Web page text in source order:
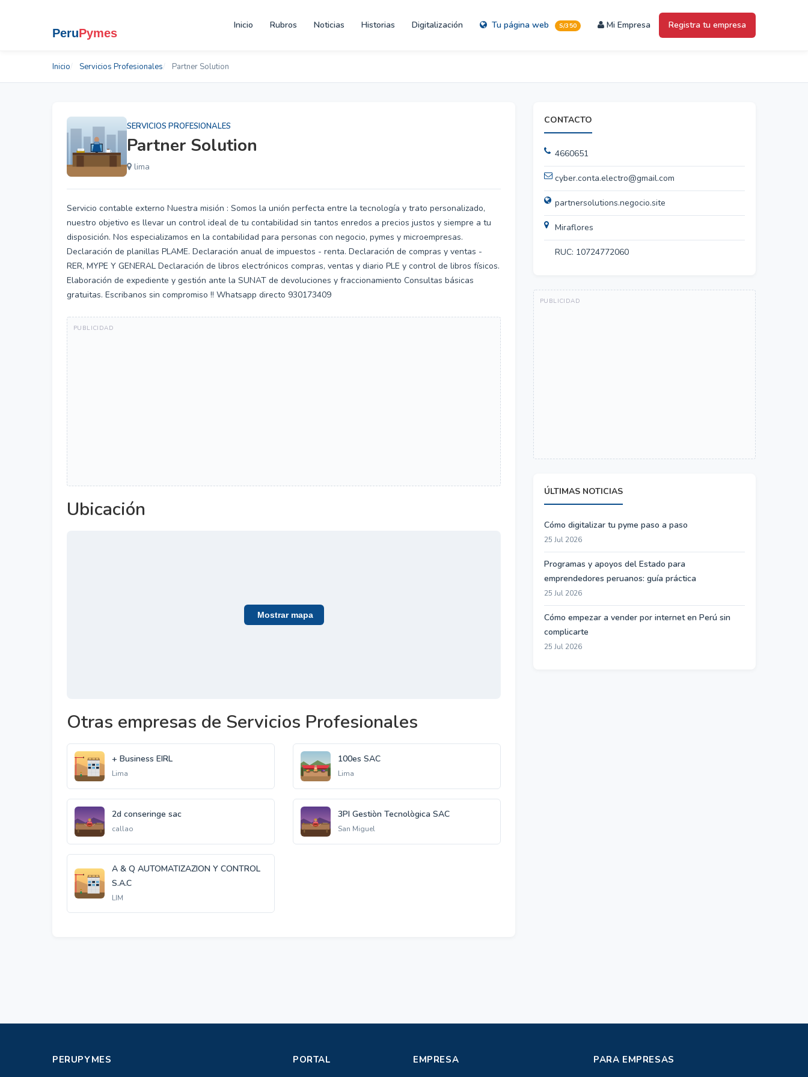
Inicio Rubros Noticias Historias Digitalización Tu página web S/350 Mi Empresa Registra tu empresa
Inicio Servicios Profesionales Partner Solution
SERVICIOS PROFESIONALES
Partner Solution
lima
Servicio contable externo Nuestra misión : Somos la unión perfecta entre la tecnología y trato personalizado,
nuestro objetivo es llevar un control ideal de tu contabilidad sin tantos enredos a precios justos y siempre a tu
disposición. Nos especializamos en la contabilidad para personas con negocio, pymes y microempresas.
Declaración de planillas PLAME. Declaración anual de impuestos - renta. Declaración de compras y ventas -
RER, MYPE Y GENERAL Declaración de libros electrónicos compras, ventas y diario PLE y control de libros físicos.
Elaboración de expediente y gestión ante la SUNAT de devoluciones y fraccionamiento Consultas básicas
gratuitas. Escribanos sin compromiso !! Whatsapp directo 930173409
Ubicación
Mostrar mapa
Otras empresas de Servicios Profesionales
+ Business EIRL
Lima
100es SAC
Lima
2d conseringe sac
callao
3PI Gestiòn Tecnològica SAC
San Miguel
A & Q AUTOMATIZAZION Y CONTROL
S.A.C
LIM
CONTACTO
4660651
cyber.conta.electro@gmail.com
partnersolutions.negocio.site
Miraflores
RUC: 10724772060
ÚLTIMAS NOTICIAS
Cómo digitalizar tu pyme paso a paso
25 Jul 2026
Programas y apoyos del Estado para
emprendedores peruanos: guía práctica
25 Jul 2026
Cómo empezar a vender por internet en Perú sin
complicarte
25 Jul 2026
PERUPYMES PORTAL EMPRESA PARA EMPRESAS